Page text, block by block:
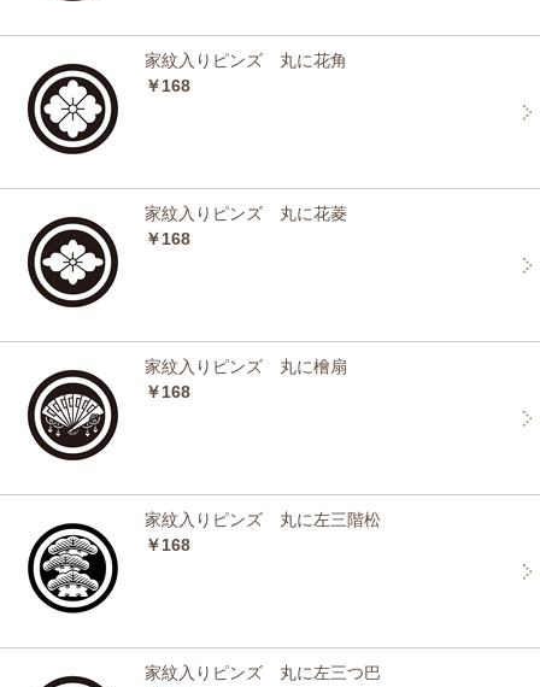
家紋入りピンズ 丸に花角
￥168
家紋入りピンズ 丸に花菱
￥168
家紋入りピンズ 丸に檜扇
￥168
家紋入りピンズ 丸に左三階松
￥168
家紋入りピンズ 丸に左三つ巴